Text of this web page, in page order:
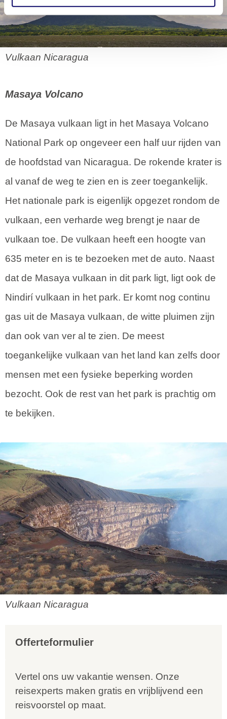
Vulkaan Nicaragua
Masaya Volcano
De Masaya vulkaan ligt in het Masaya Volcano
National Park op ongeveer een half uur rijden van
de hoofdstad van Nicaragua. De rokende krater is
al vanaf de weg te zien en is zeer toegankelijk.
Het nationale park is eigenlijk opgezet rondom de
vulkaan, een verharde weg brengt je naar de
vulkaan toe. De vulkaan heeft een hoogte van
635 meter en is te bezoeken met de auto. Naast
dat de Masaya vulkaan in dit park ligt, ligt ook de
Nindirí vulkaan in het park. Er komt nog continu
gas uit de Masaya vulkaan, de witte pluimen zijn
dan ook van ver al te zien. De meest
toegankelijke vulkaan van het land kan zelfs door
mensen met een fysieke beperking worden
bezocht. Ook de rest van het park is prachtig om
te bekijken.
Vulkaan Nicaragua
Offerteformulier
Vertel ons uw vakantie wensen. Onze
reisexperts maken gratis en vrijblijvend een
reisvoorstel op maat.